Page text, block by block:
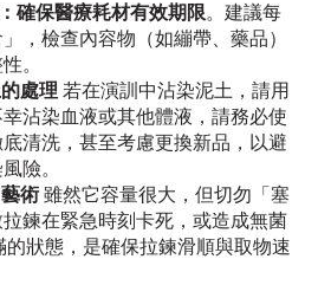
確保醫療耗材有效期限。建議每
，檢查內容物（如繃帶、藥品）
。
處理 若在演訓中沾染泥土，請用
沾染血液或其他體液，請務必使
清洗，甚至考慮更換新品，以避
險。
術 雖然它容量很大，但切勿「塞
鍊在緊急時刻卡死，或造成無菌
狀態，是確保拉鍊滑順與取物速